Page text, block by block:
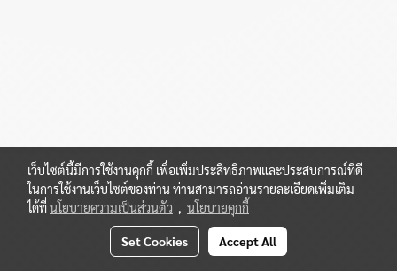
เว็บไซต์นี้มีการใช้งานคุกกี้ เพื่อเพิ่มประสิทธิภาพและประสบการณ์ที่ดี
ในการใช้งานเว็บไซต์ของท่าน ท่านสามารถอ่านรายละเอียดเพิ่มเติม
ได้ที่นโยบายความเป็นส่วนตัว , นโยบายคุกกี้
Set Cookies Accept All